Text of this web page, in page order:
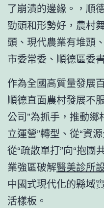
了崩潰的邊緣。，順
勁頭和形勢好，農村
頭、現代農業有堆頭
市委常委、順德區委
作為全國高質量發展
順德直面農村發展不
公司”為抓手，推動鄉
立運營”轉型、從“資
從“疏散單打”向“抱團
業強區破解醫美診所
中國式現代化的縣域
活樣板。